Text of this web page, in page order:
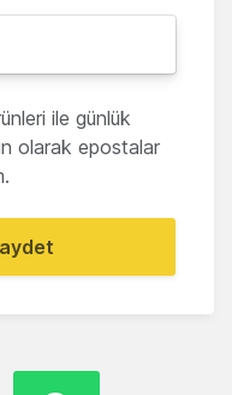
ile günlük
olarak epostalar